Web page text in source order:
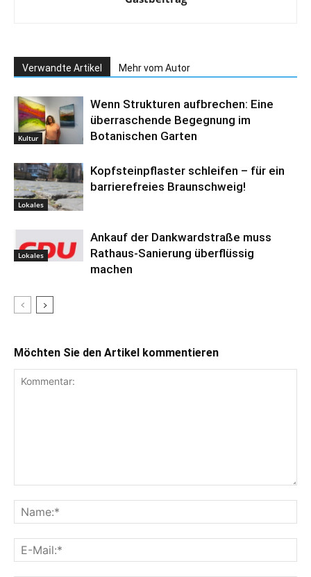
Verwandte Artikel Mehr vom Autor
Kultur
Wenn Strukturen aufbrechen: Eine
überraschende Begegnung im
Botanischen Garten
Lokales
Kopfsteinpflaster schleifen – für ein
barrierefreies Braunschweig!
Lokales
Ankauf der Dankwardstraße muss
Rathaus-Sanierung überflüssig
machen
Möchten Sie den Artikel kommentieren